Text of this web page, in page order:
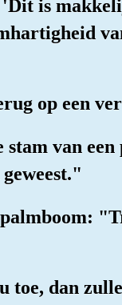
is
op een
stam van
toe, dan